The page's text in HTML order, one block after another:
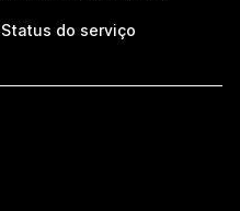
Status do serviço